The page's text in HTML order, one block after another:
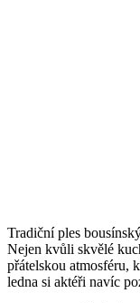
Tradiční ples
Nejen kvůli skvělé
přátelskou atmosféru,
ledna si aktéři navíc